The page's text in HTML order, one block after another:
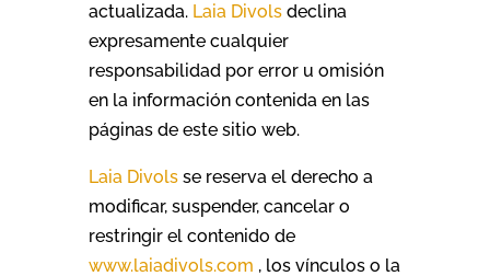
actualizada. Laia Divolsdeclina
expresamente cualquier
responsabilidad por error u omisión
en la información contenida en las
páginas de este sitio web.
Laia Divolsse reserva el derecho a
modificar, suspender, cancelar o
restringir el contenido de
www.laiadivols.com , los vínculos o la